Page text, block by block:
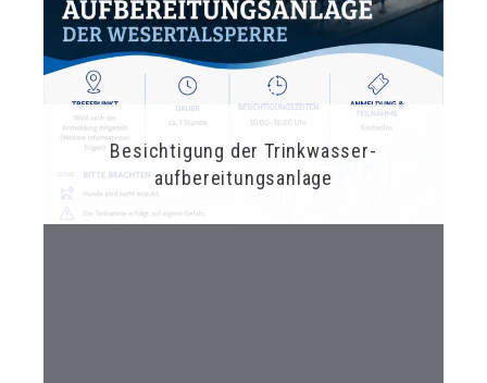
Besichtigung der Trinkwasser-
aufbereitungsanlage